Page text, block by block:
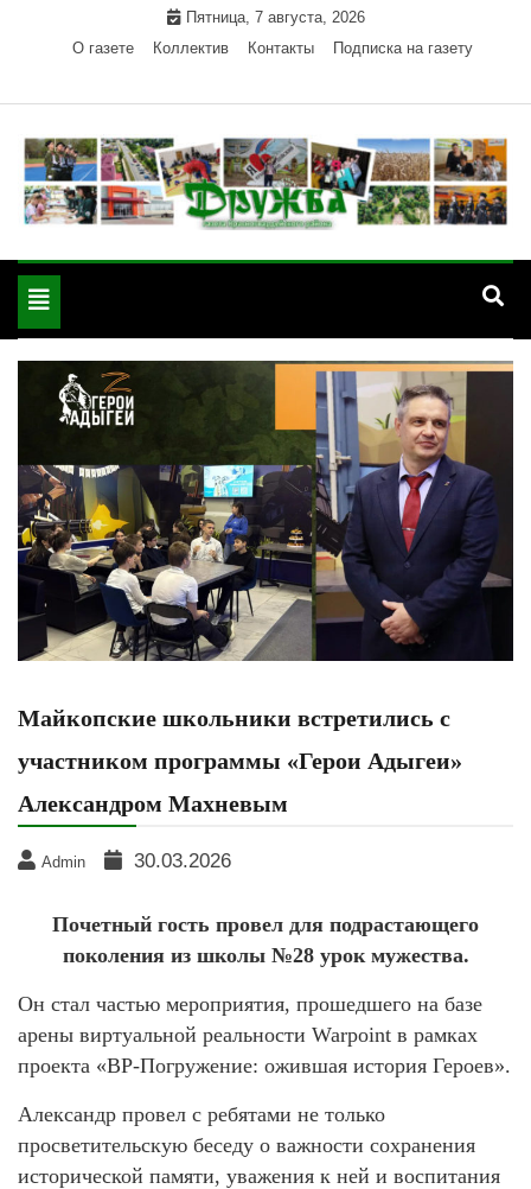
Пятница, 7 августа, 2026
О газете
Коллектив Контакты Подписка на газету
"Дружба" — газета
района РА
Красногвардейского района Республики Адыгея
Toggle
navigation
Майкопские школьники встретились с
участником программы «Герои Адыгеи»
Александром Махневым
Admin 30.03.2026
Почетный гость провел для подрастающего
поколения из школы №28 урок мужества.
Он стал частью мероприятия, прошедшего на базе
арены виртуальной реальности Warpoint в рамках
проекта «ВР-Погружение: ожившая история Героев».
Александр провел с ребятами не только
просветительскую беседу о важности сохранения
исторической памяти, уважения к ней и воспитания